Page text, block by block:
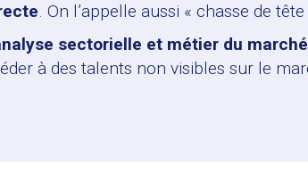
. On l’appelle aussi « chasse de tête
sectorielle et métier du marché
à des talents non visibles sur le